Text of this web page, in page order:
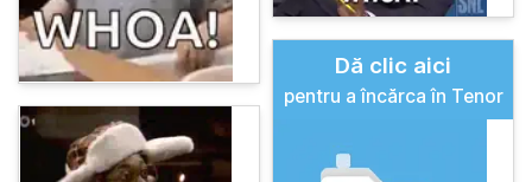
Dă clic aici
pentru a încărca în Tenor